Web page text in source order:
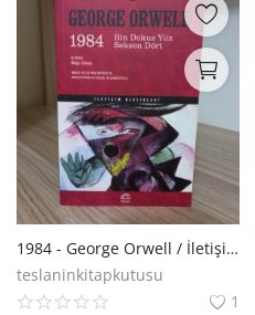
1984 - George Orwell / İletişim Klasikleri
teslaninkitapkutusu
1